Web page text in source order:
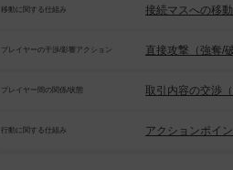
移動に関する仕組み 接続マスへの移
プレイヤーの干渉/影響アクション 直接攻撃（強奪/
プレイヤー間の関係/状態 取引内容の交渉
行動に関する仕組み アクションポイ